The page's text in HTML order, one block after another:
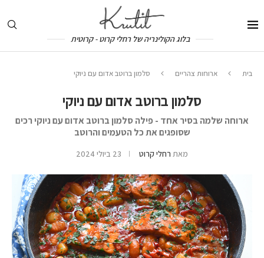
בלוג הקולינריה של רחלי קרוט - קרוטית
בית ארוחות צהריים סלמון ברוטב אדום עם ניוקי
סלמון ברוטב אדום עם ניוקי
ארוחה שלמה בסיר אחד - פילה סלמון ברוטב אדום עם ניוקי רכים
שסופגים את כל הטעמים והרוטב
מאת רחלי קרוט 23 ביולי 2024